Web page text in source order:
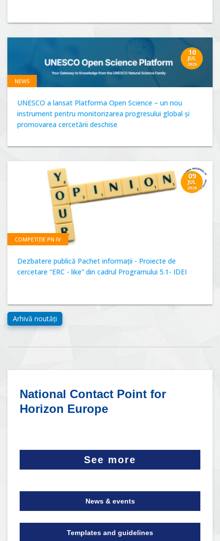
10
JUL
2026
NEWS
UNESCO a lansat Platforma Open Science – un nou
instrument pentru monitorizarea progresului global și
promovarea cercetării deschise
09
JUL
2026
COMPETIȚIE PN IV
Dezbatere publică Pachet informații - Proiecte de
cercetare “ERC - like” din cadrul Programului 5.1- IDEI
National Contact Point for
Horizon Europe
See more
News & events
Templates and guidelines